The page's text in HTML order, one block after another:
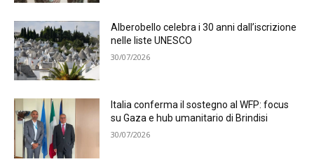
Alberobello celebra i 30 anni dall’iscrizione
nelle liste UNESCO
30/07/2026
Italia conferma il sostegno al WFP: focus
su Gaza e hub umanitario di Brindisi
30/07/2026